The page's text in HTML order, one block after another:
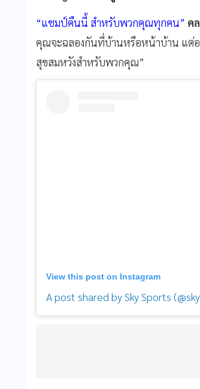
“แชมป์คืนนี้ สำหรับพวกคุณทุกคน” ค
คุณจะฉลองกันที่บ้านหรือหน้าบ้าน แต่อ
สุขสมหวังสำหรับพวกคุณ”
View this post on Instagram
A post shared by Sky Sports